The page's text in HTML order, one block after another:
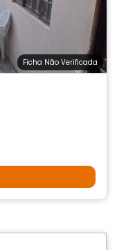
Ficha Não Verificada